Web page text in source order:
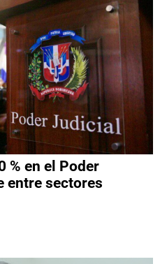
% en el Poder
entre sectores